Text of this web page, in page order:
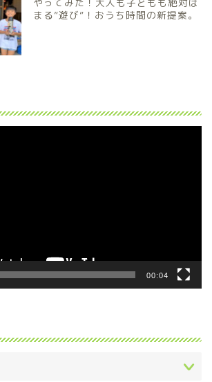
まる”遊び”！おうち時間の新提案。
00:04